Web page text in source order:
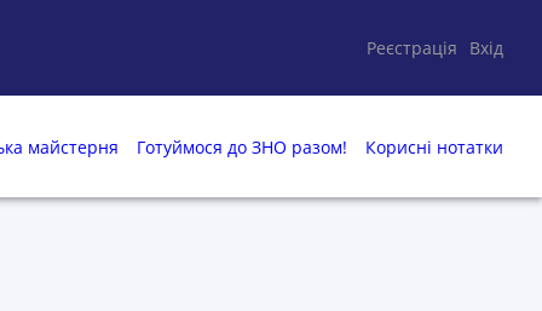
Реєстрація Вхід
майстерня Готуймося до ЗНО разом! Корисні нотатки